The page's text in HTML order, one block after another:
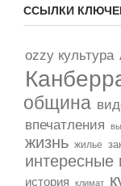
ССЫЛКИ
ozzy культура
община
впечатления
жизнь жилье
интересные
история климат